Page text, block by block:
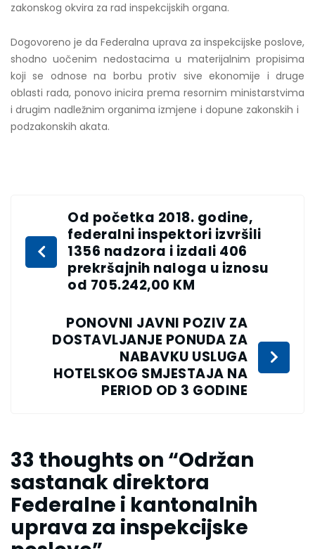
zakonskog okvira za rad inspekcijskih organa.
Dogovoreno je da Federalna uprava za inspekcijske poslove,
shodno uočenim nedostacima u materijalnim propisima
koji se odnose na borbu protiv sive ekonomije i druge
oblasti rada, ponovo inicira prema resornim ministarstvima
i drugim nadležnim organima izmjene i dopune zakonskih i
podzakonskih akata.
Od početka 2018. godine,
federalni inspektori izvršili
1356 nadzora i izdali 406
prekršajnih naloga u iznosu
od 705.242,00 KM
PONOVNI JAVNI POZIV ZA
DOSTAVLJANJE PONUDA ZA
NABAVKU USLUGA
HOTELSKOG SMJESTAJA NA
PERIOD OD 3 GODINE
33 thoughts on “Održan
sastanak direktora
Federalne i kantonalnih
uprava za inspekcijske